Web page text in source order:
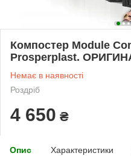
Компостер Module
Prosperplast.
Немає в наявності
Роздріб
4 650 ₴
Опис Характеристики